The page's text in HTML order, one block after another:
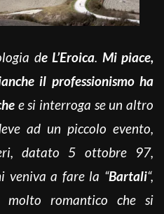
de L’Eroica. Mi piace,
il professionismo ha
e si interroga se un altro
ad un piccolo evento,
datato 5 ottobre 97,
veniva a fare la “Bartali“,
romantico che si